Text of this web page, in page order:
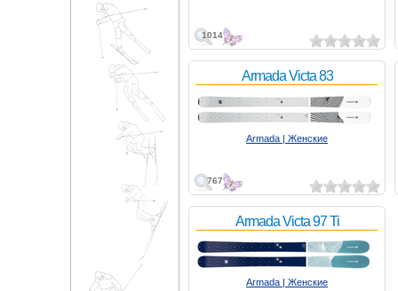
1014
767
Armada Victa 83
Armada | Женские
Armada Victa 97 Ti
Armada | Женские